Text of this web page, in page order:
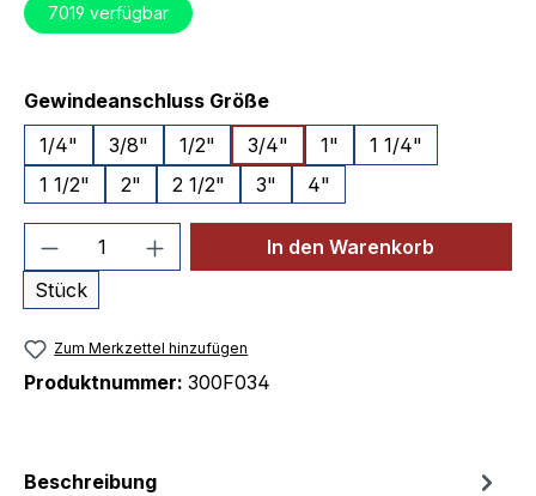
7019 verfügbar
Gewindeanschluss Größeauswählen
1/4"
3/8" 1/2" 3/4" 1"
1 1/4"
1 1/2"
2" 2 1/2" 3" 4"
Produkt Anzahl: Gib den
Stück
In den Warenkorb
Zum Merkzettel hinzufügen
Produktnummer: 300F034
Beschreibung